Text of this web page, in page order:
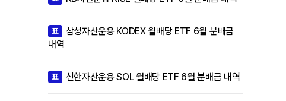
표
삼성자산운용 KODEX 월배당 ETF 6월 분배금
내역
표 신한자산운용 SOL 월배당 ETF 6월 분배금 내역